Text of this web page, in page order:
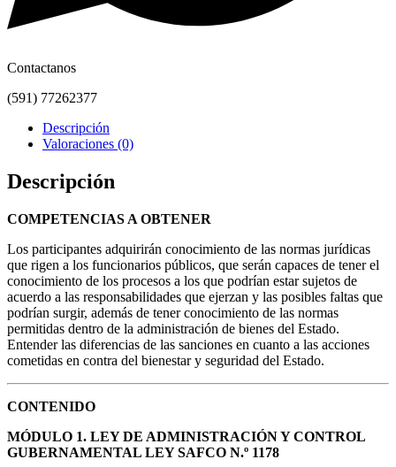
Contactanos
(591) 77262377
Descripción
Valoraciones (0)
Descripción
COMPETENCIAS A OBTENER
Los participantes adquirirán conocimiento de las normas jurídicas
que rigen a los funcionarios públicos, que serán capaces de tener el
conocimiento de los procesos a los que podrían estar sujetos de
acuerdo a las responsabilidades que ejerzan y las posibles faltas que
podrían surgir, además de tener conocimiento de las normas
permitidas dentro de la administración de bienes del Estado.
Entender las diferencias de las sanciones en cuanto a las acciones
cometidas en contra del bienestar y seguridad del Estado.
CONTENIDO
MÓDULO 1. LEY DE ADMINISTRACIÓN Y CONTROL
GUBERNAMENTAL LEY SAFCO N.º 1178